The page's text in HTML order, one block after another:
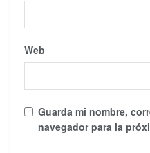
Web
Guarda mi nombre,
navegador para la